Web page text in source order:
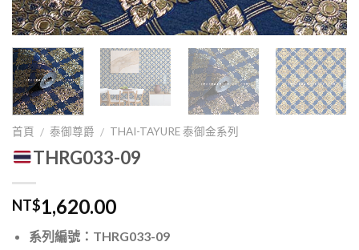
首頁 / 泰御尊爵 / THAI-TAYURE 泰御金系列
THRG033-09
NT$1,620.00
系列編號：THRG033-09